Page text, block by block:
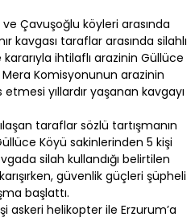
Çavuşoğlu köyleri arasında
kavgası taraflar arasında silahlı
ihtilaflı arazinin Güllüce
Komisyonunun arazinin
etmesi yıllardır yaşanan kavgayı
taraflar sözlü tartışmanın
Köyü sakinlerinden 5 kişi
silah kullandığı belirtilen
güvenlik güçleri şüpheli
başlattı.
askeri helikopter ile Erzurum’a